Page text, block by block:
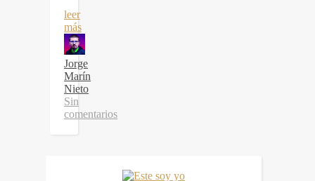
leer
más
Jorge
Marín
Nieto
Sin
comentarios